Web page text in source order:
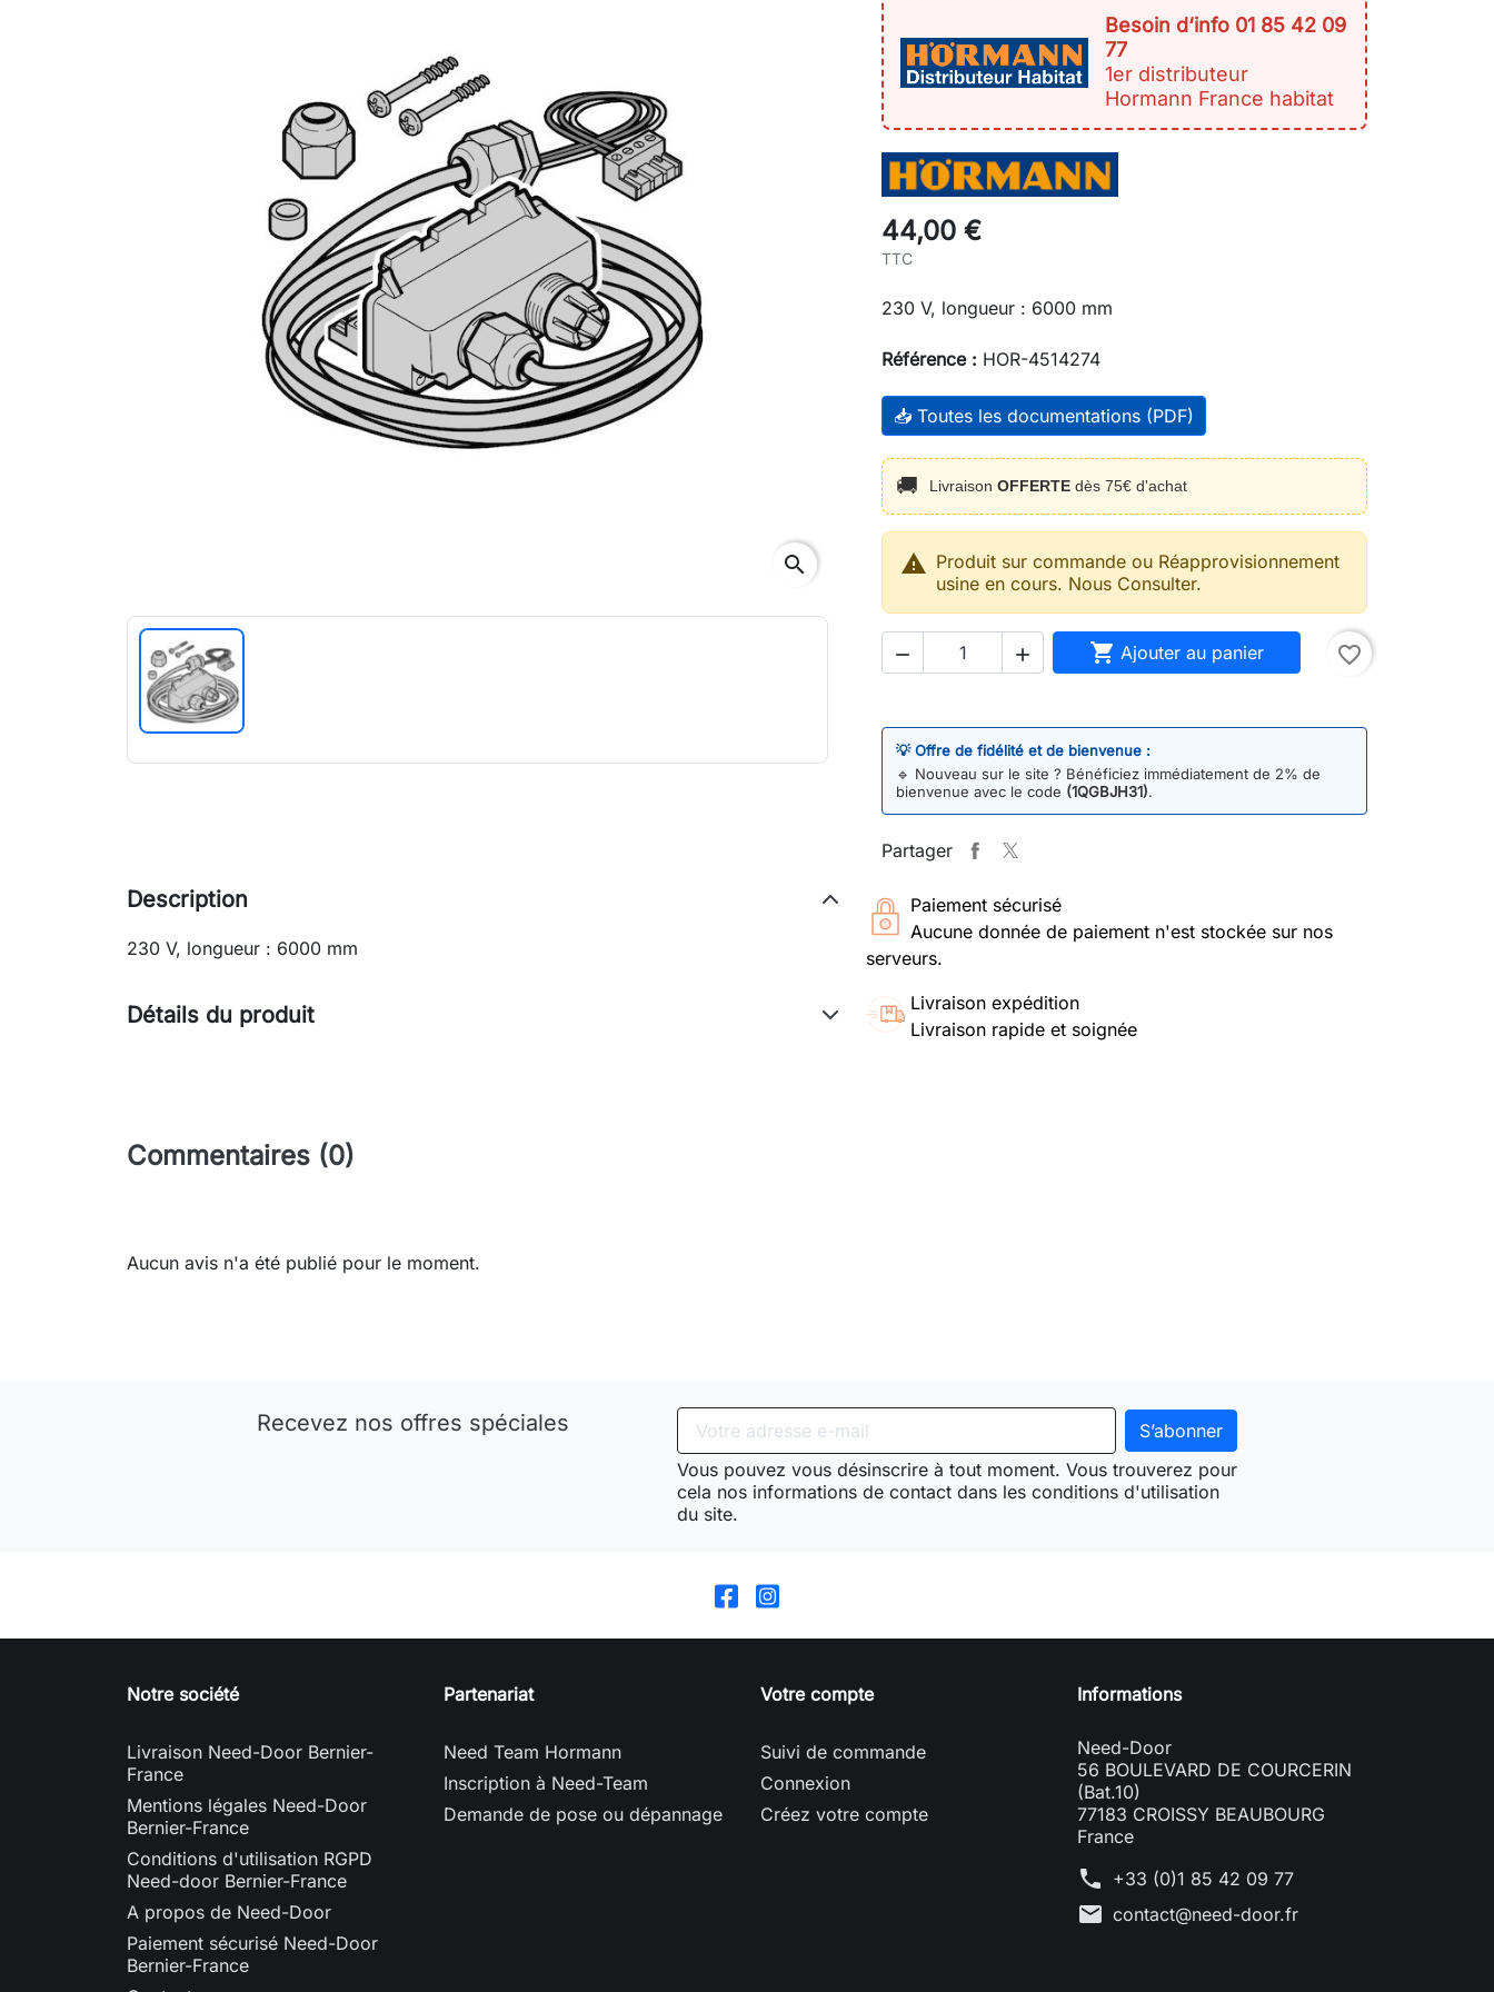
search
Besoin d‘info 01 85 42 09
77
1er distributeur
Hormann France habitat
44,00 €
TTC
230 V, longueur : 6000 mm
Référence : HOR-4514274
📥 Toutes les documentations (PDF)
🚚 Livraison OFFERTE dès 75€ d'achat
 Produit sur commande ou Réapprovisionnement
usine en cours. Nous Consulter.
   Ajouter au panier favorite_border
💡 Offre de fidélité et de bienvenue :
🔹 Nouveau sur le site ? Bénéficiez immédiatement de 2% de
bienvenue avec le code (1QGBJH31).
Partager
Paiement sécurisé
Aucune donnée de paiement n'est stockée sur nos
serveurs.
Livraison expédition
Livraison rapide et soignée
Description
230 V, longueur : 6000 mm
Détails du produit
Commentaires (0)
Aucun avis n'a été publié pour le moment.
Recevez nos offres spéciales
Vous pouvez vous désinscrire à tout moment. Vous trouverez pour
cela nos informations de contact dans les conditions d'utilisation
du site.
Notre société
Livraison Need-Door Bernier-
France
Mentions légales Need-Door
Bernier-France
Conditions d'utilisation RGPD
Need-door Bernier-France
A propos de Need-Door
Paiement sécurisé Need-Door
Bernier-France
Partenariat
Need Team Hormann
Inscription à Need-Team
Demande de pose ou dépannage
Votre compte
Suivi de commande
Connexion
Créez votre compte
Informations
Need-Door
56 BOULEVARD DE COURCERIN
(Bat.10)
77183 CROISSY BEAUBOURG
France
phone +33 (0)1 85 42 09 77
mail contact@need-door.fr